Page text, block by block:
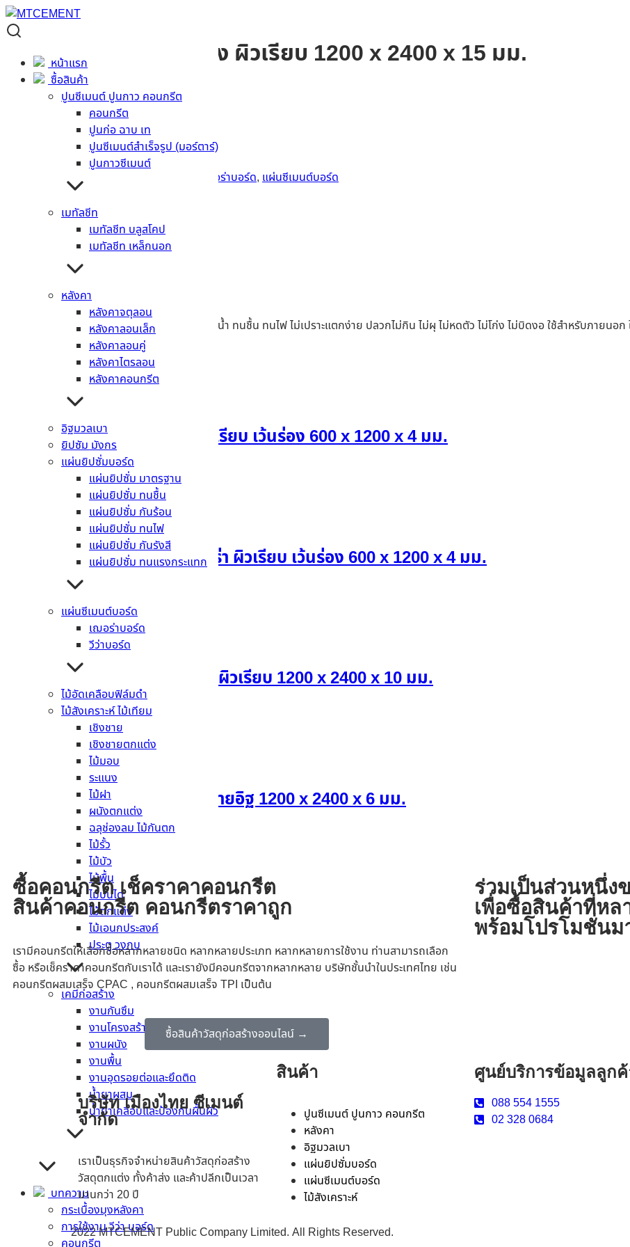
หน้าแรก
ซื้อสินค้า
ปูนซีเมนต์ ปูนกาว คอนกรีต
คอนกรีต
ปูนก่อ ฉาบ เท
ปูนซีเมนต์สำเร็จรูป (มอร์ตาร์)
ปูนกาวซีเมนต์
เมทัลชีท
เมทัลชีท บลูสโคป
เมทัลชีท เหล็กนอก
หลังคา
หลังคาจตุลอน
หลังคาลอนเล็ก
หลังคาลอนคู่
หลังคาไตรลอน
หลังคาคอนกรีต
อิฐมวลเบา
ยิปซัม มังกร
แผ่นยิปซั่มบอร์ด
แผ่นยิปซั่ม มาตรฐาน
แผ่นยิปซั่ม ทนชื้น
แผ่นยิปซั่ม กันร้อน
แผ่นยิปซั่ม ทนไฟ
แผ่นยิปซั่ม กันรังสี
แผ่นยิปซั่ม ทนแรงกระแทก
แผ่นซีเมนต์บอร์ด
เฌอร่าบอร์ด
วีว่าบอร์ด
ไม้อัดเคลือบฟิล์มดำ
ไม้สังเคราะห์ ไม้เทียม
เชิงชาย
เชิงชายตกแต่ง
ไม้มอบ
ระแนง
ไม้ฝา
ผนังตกแต่ง
ฉลุช่องลม ไม้กันตก
ไม้รั้ว
ไม้บัว
ไม้พื้น
ไม้บันได
ไม้ตกแต่ง
ไม้เอนกประสงค์
ประตู วงกบ
เคมีก่อสร้าง
งานกันซึม
งานโครงสร้าง
งานผนัง
งานพื้น
งานอุดรอยต่อและยึดติด
น้ำยาผสม
น้ำยาเคลือบและป้องกันผื้นผิว
บทความ
กระเบื้องมุงหลังคา
การใช้งาน วีว่า บอร์ด
คอนกรีต
แผ่นพื้นเฌอร่า ขอบตรง ผิวเรียบ 1200 x 2400 x 15 มม.
1200 x 2400 x 15 มม.
รุ่น ขอบ/หน้าตัดขอบตรง
BDS001504800001 เฌอร่าบอร์ด, แผ่นซีเมนต์บอร์ด
รายละเอียดสินค้า
ข้อมูลเชิงเทคนิค
ติดตั้งรวดเร็ว ติดตั้งง่าย ทนทุกสภาวะอากาศ ทนน้ำ ทนชื้น ทนไฟ ไม่เปราะแตกง่าย ปลวกไม่กิน ไม่ผุ ไม่หดตัว ไม่โก่ง ไม่บิดงอ ใช้สำหรับภายนอก
สินค้าที่เกี่ยวข้อง
แผ่นฝ้าตกแต่งเฌอร่า ผิวเรียบ เว้นร่อง 600 x 1200 x 4 มม.
อ่านเพิ่ม
แผ่นฝ้าระบายอากาศ เฌอร่า ผิวเรียบ เว้นร่อง 600 x 1200 x 4 มม.
อ่านเพิ่ม
แผ่นผนังเฌอร่า ขอบตรง ผิวเรียบ 1200 x 2400 x 10 มม.
อ่านเพิ่ม
แผ่นผนังตกแต่งเฌอร่า ลายอิฐ 1200 x 2400 x 6 มม.
ซื้อคอนกรีต เช็คราคาคอนกรีต
สินค้าคอนกรีต คอนกรีตราคาถูก
เรามีคอนกรีตให้เลือกซื้อหลากหลายชนิด หลากหลายประเภท หลากหลายการใช้งาน ท่านสามารถเลือก
ซื้อ หรือเช็คราคาคอนกรีตกับเราได้ และเรายังมีคอนกรีตจากหลากหลาย บริษัทชั้นนำในประเทศไทย เช่น
คอนกรีตผสมเสร็จ CPAC , คอนกรีตผสมเสร็จ TPI เป็นต้น
ซื้อสินค้าวัสดุก่อสร้างออนไลน์ →
ร่วมเป็นส่วนหนึ่งข
เพื่อซื้อสินค้าที่หล
พร้อมโปรโมชั่นม
บริษัท เมืองไทย ซีเมนต์
จำกัด
เราเป็นธุรกิจจำหน่ายสินค้าวัสดุก่อสร้าง
วัสดุตกแต่ง ทั้งค้าส่ง และค้าปลีกเป็นเวลา
นานกว่า 20 ปี
สินค้า
ปูนซีเมนต์ ปูนกาว คอนกรีต
หลังคา
อิฐมวลเบา
แผ่นยิปซั่มบอร์ด
แผ่นซีเมนต์บอร์ด
ไม้สังเคราะห์
ศูนย์บริการข้อมูลลูก
088 554 1555
02 328 0684
2022 MTCEMENT Public Company Limited. All Rights Reserved.